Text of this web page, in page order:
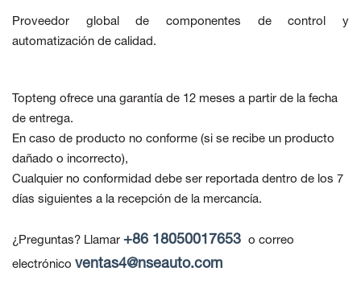
Proveedor global de componentes de control y
automatización de calidad.
Topteng ofrece una garantía de 12 meses a partir de la fecha
de entrega.
En caso de producto no conforme (si se recibe un producto
dañado o incorrecto),
Cualquier no conformidad debe ser reportada dentro de los 7
días siguientes a la recepción de la mercancía.
¿Preguntas? Llamar +86 18050017653 o correo
electrónico ventas4@nseauto.com